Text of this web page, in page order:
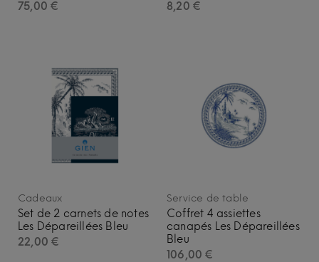
75,00€
8,20 €
Cadeaux
Set de 2 carnets de notes
Les Dépareillées Bleu
22,00€
Service de table
Coffret 4 assiettes
canapés Les Dépareillées
Bleu
106,00€